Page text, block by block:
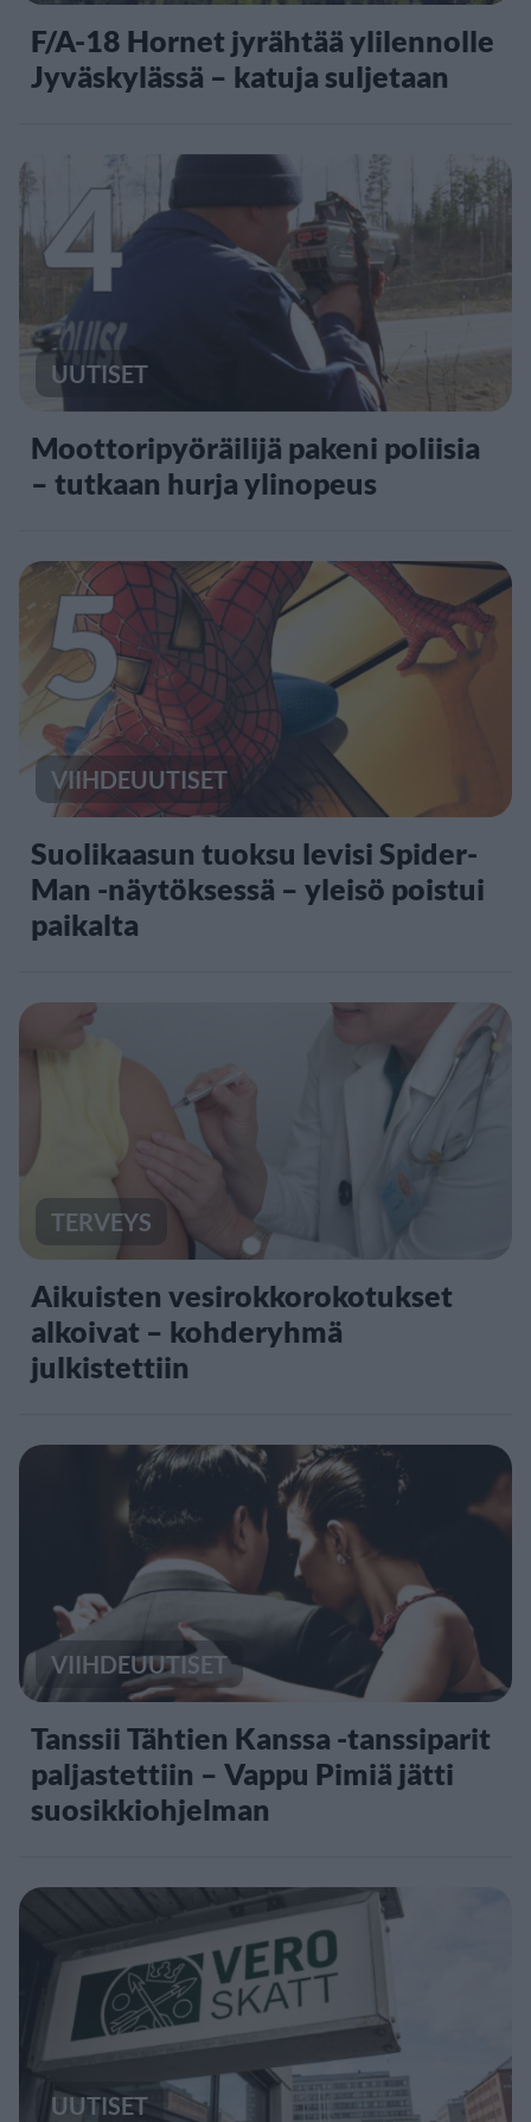
F/A-18 Hornet jyrähtää ylilennolle
Jyväskylässä – katuja suljetaan
4
UUTISET
Moottoripyöräilijä pakeni poliisia
– tutkaan hurja ylinopeus
5
VIIHDEUUTISET
Suolikaasun tuoksu levisi Spider-
Man -näytöksessä – yleisö poistui
paikalta
TERVEYS
Aikuisten vesirokkorokotukset
alkoivat – kohderyhmä
julkistettiin
VIIHDEUUTISET
Tanssii Tähtien Kanssa -tanssiparit
paljastettiin – Vappu Pimiä jätti
suosikkiohjelman
UUTISET